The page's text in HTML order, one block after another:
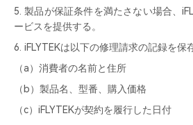
5. 製品が保証条件を満たさない場合、
ービスを提供する。
6. iFLYTEKは以下の修理請求の記録を保
（a）消費者の名前と住所
（b）製品名、型番、購入価格
（c）iFLYTEKが契約を履行した日付